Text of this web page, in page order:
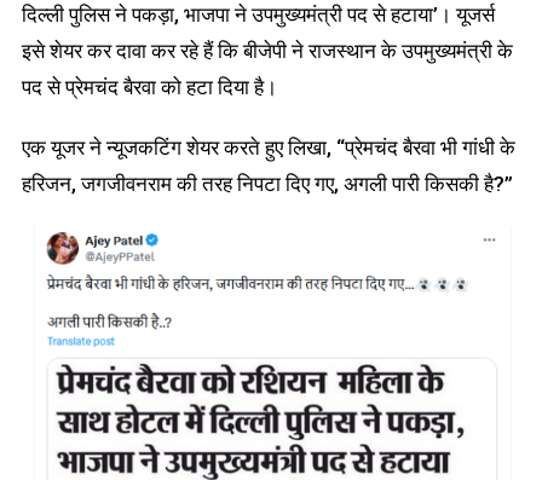
दिल्ली पुलिस ने पकड़ा, भाजपा ने उपमुख्यमंत्री पद से हटाया’। यूजर्स
इसे शेयर कर दावा कर रहे हैं कि बीजेपी ने राजस्थान के उपमुख्यमंत्री के
पद से प्रेमचंद बैरवा को हटा दिया है।
एक यूजर ने न्यूजकटिंग शेयर करते हुए लिखा, “प्रेमचंद बैरवा भी गांधी के
हरिजन, जगजीवनराम की तरह निपटा दिए गए, अगली पारी किसकी है?”